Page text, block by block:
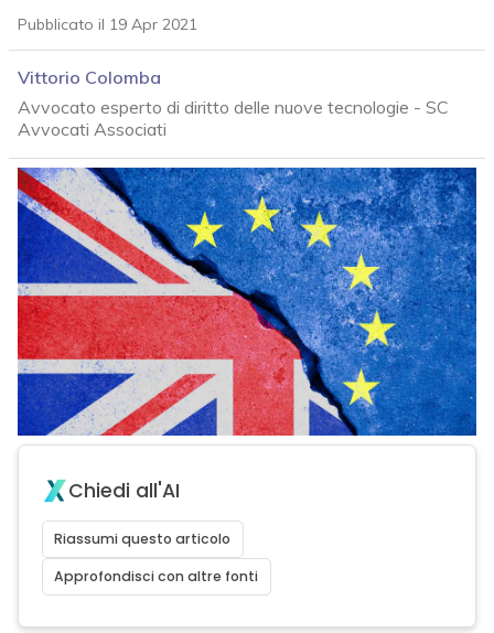
Pubblicato il 19 Apr 2021
Vittorio Colomba
Avvocato esperto di diritto delle nuove tecnologie - SC
Avvocati Associati
Chiedi all'AI
Riassumi questo articolo
Approfondisci con altre fonti